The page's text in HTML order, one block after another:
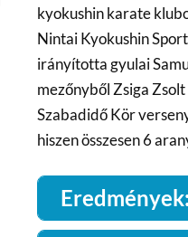
kyokushin karate
Nintai Kyokushin
irányította gyulai
mezőnyből Zsiga
Szabadidő Kör
hiszen összesen 6
Eredmények: